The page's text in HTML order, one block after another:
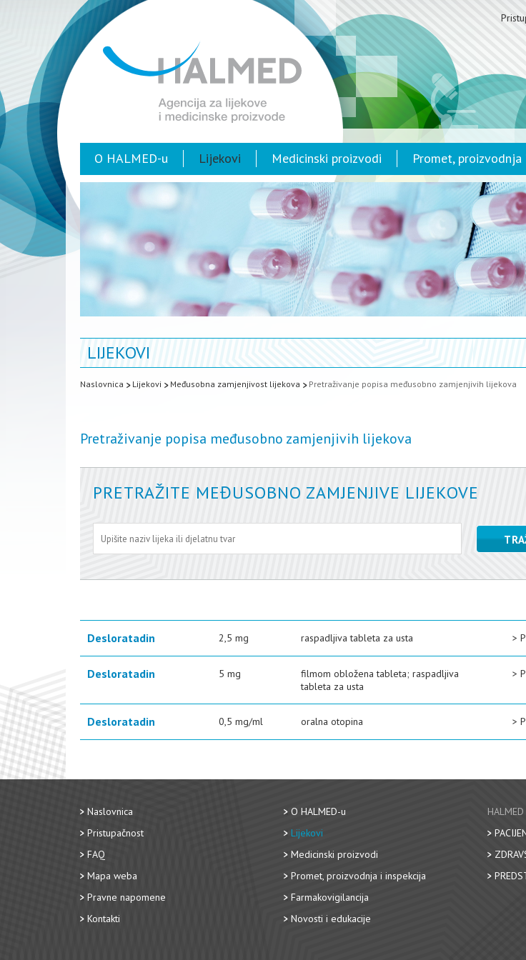
O HALMED-u Lijekovi Medicinski proizvodi Promet, proizvodnja
LIJEKOVI
Naslovnica Lijekovi Međusobna zamjenjivost lijekova Pretraživanje popisa međusobno zamjenjivih lijekova
Pretraživanje popisa međusobno zamjenjivih lijekova
PRETRAŽITE MEĐUSOBNO ZAMJENJIVE LIJEKOVE
Desloratadin 2,5 mg raspadljiva tableta za usta >
Desloratadin 5 mg
filmom obložena tableta; raspadljiva
tableta za usta
>
Desloratadin 0,5 mg/ml oralna otopina >
Naslovnica
Pristupačnost
FAQ
Mapa weba
Pravne napomene
Kontakti
O HALMED-u
Lijekovi
Medicinski proizvodi
Promet, proizvodnja i inspekcija
Farmakovigilancija
Novosti i edukacije